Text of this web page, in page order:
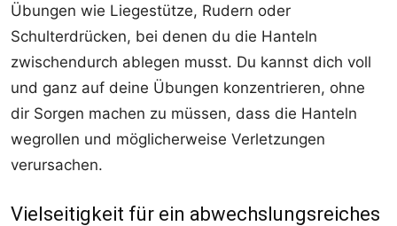
Übungen wie Liegestütze, Rudern oder
Schulterdrücken, bei denen du die Hanteln
zwischendurch ablegen musst. Du kannst dich voll
und ganz auf deine Übungen konzentrieren, ohne
dir Sorgen machen zu müssen, dass die Hanteln
wegrollen und möglicherweise Verletzungen
verursachen.
Vielseitigkeit für ein abwechslungsreiches